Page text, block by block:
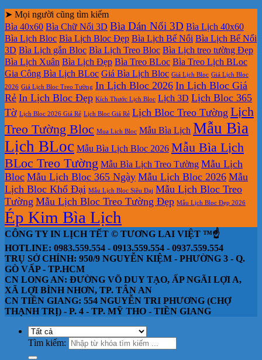
➤ Mọi người cũng tìm kiếm
Bìa 40x60 Bìa Chữ Nổi 3D Bìa Dán Nổi 3D Bìa Lịch 40x60
Bìa Lịch Bloc Bìa Lịch Bloc Đẹp Bìa Lịch Bế Nổi Bìa Lịch Bế Nổi
3D Bìa Lịch gắn Bloc Bìa Lịch Treo Bloc Bìa Lịch treo tường Đẹp
Bìa Lịch Xuân Bìa Lịch Đẹp Bìa Treo BLoc Bìa Treo Lịch BLoc
Gia Công Bìa Lịch BLoc Giá Bìa Lịch Bloc Giá Lịch Bloc Giá Lịch Bloc
2026 Giá Lịch Bloc Treo Tường In Lịch Bloc 2026 In Lịch Bloc Giá
Rẻ In Lịch Bloc Đẹp Kích Thước Lịch Bloc Lịch 3D Lịch Bloc 365
Tờ Lịch Bloc 2026 Giá Rẻ Lịch Bloc Giá Rẻ Lịch Bloc Treo Tường Lịch
Treo Tường Bloc Mua Lich Bloc Mẫu Bìa Lịch Mẫu Bìa
Lịch BLoc Mẫu Bìa Lịch Bloc 2026 Mẫu Bìa Lịch
BLoc Treo Tường Mẫu Bìa Lịch Treo Tường Mẫu Lịch
Bloc Mẫu Lịch Bloc 365 Ngày Mẫu Lịch Bloc 2026 Mẫu
Lịch Bloc Khổ Đại Mẫu Lịch Bloc Siêu Đại Mẫu Lịch Bloc Treo
Tường Mẫu Lịch Bloc Treo Tường Đẹp Mẫu Lịch Bloc Đẹp 2026
Ép Kim Bìa Lịch
CÔNG TY IN LỊCH TẾT © TƯƠNG LAI VIỆT ™☝️
HOTLINE: 0983.559.554 - 0913.559.554 - 0937.559.554
TRỤ SỞ CHÍNH: 950/9 NGUYỄN KIỆM - PHƯỜNG 3 - Q.
GÒ VẤP - TP.HCM
CN LONG AN: ĐƯỜNG VÕ DUY TẠO, ẤP NGÃI LỢI A,
XÃ LỢI BÌNH NHƠN, TP. TÂN AN
CN TIỀN GIANG: 554 NGUYỄN TRI PHƯƠNG (CHỢ
THẠNH TRỊ) - P. 4 - TP. MỸ THO - TIỀN GIANG
Tìm kiếm: